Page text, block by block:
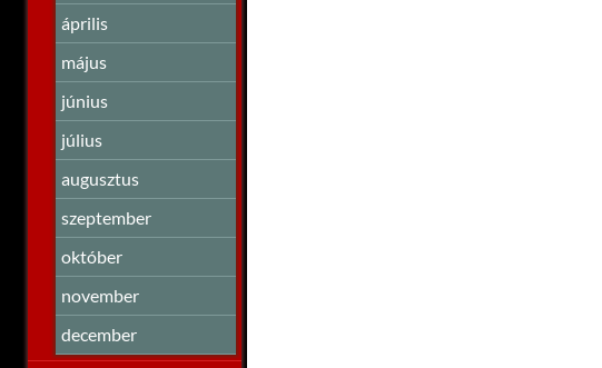
április
május
június
július
augusztus
szeptember
október
november
december